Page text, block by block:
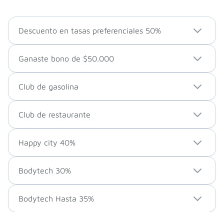
Descuento en tasas preferenciales 50%
Ganaste bono de $50.000
Club de gasolina
Club de restaurante
Happy city 40%
Bodytech 30%
Bodytech Hasta 35%